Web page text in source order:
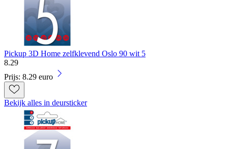
Pickup 3D Home zelfklevend Oslo 90 wit 5
8.29
Prijs: 8.29 euro
Bekijk alles in deursticker